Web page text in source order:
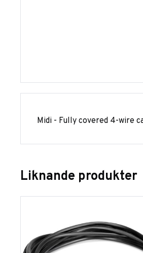
Midi - Fully covered 4-wire
Liknande produkter